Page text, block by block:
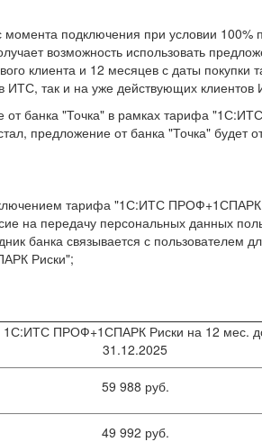
подключения при условии 100%
возможность использовать
клиента и 12 месяцев с даты
ИТС, так и на уже действующих клиентов
от банка "Точка" в рамках тарифа
предложение от банка "Точка" будет
тарифа "1С:ИТС ПРОФ+1СПАРК
на передачу персональных данных
банка связывается с пользователем
Риски";
1С:ИТС ПРОФ+1СПАРК Риски на 12 мес.
31.12.2025
59 988 руб.
49 992 руб.